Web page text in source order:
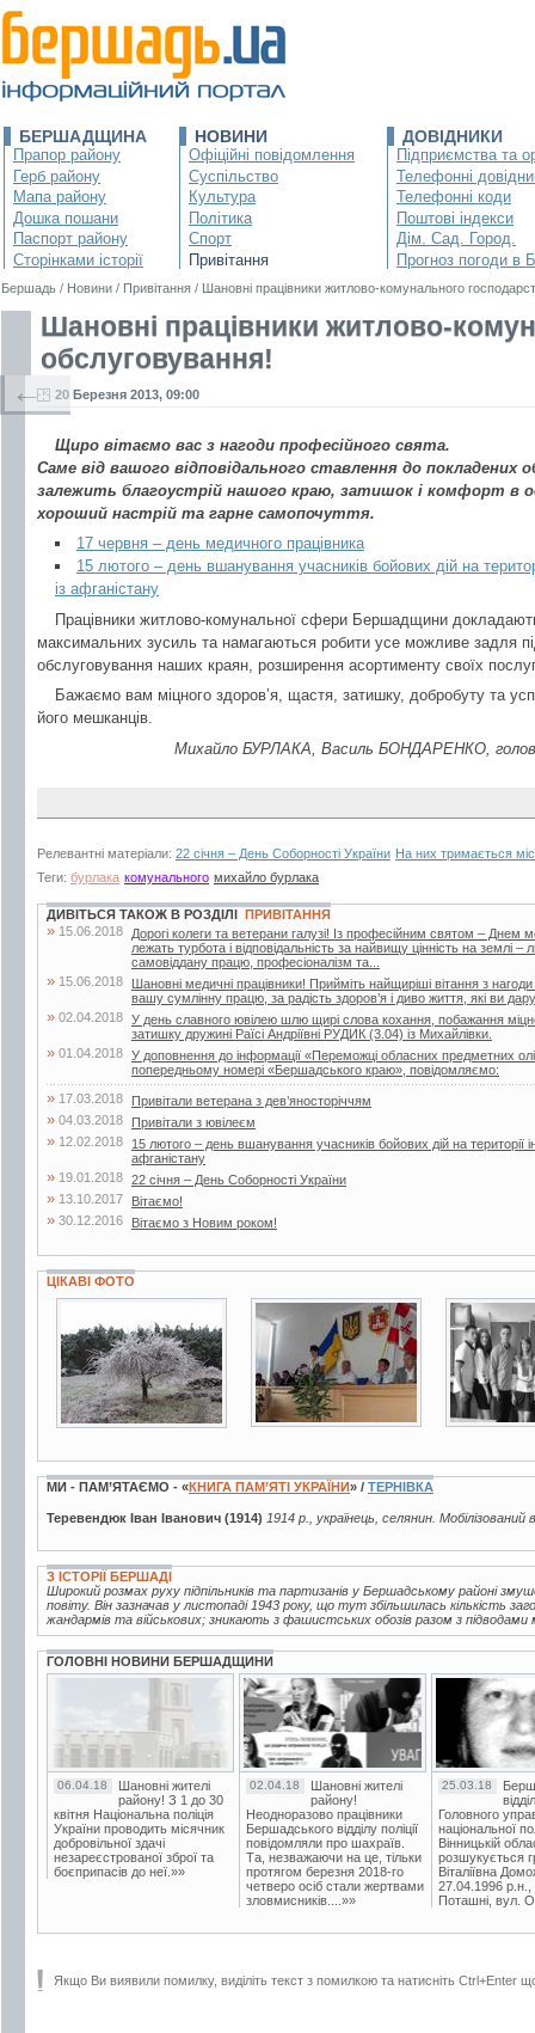
БЕРШАДЩИНА
Прапор району
Герб району
Мапа району
Дошка пошани
Паспорт району
Сторінками історії
НОВИНИ
Офіційні повідомлення
Суспільство
Культура
Політика
Спорт
Привітання
ДОВІДНИКИ
Підприємства та
Телефонні
Телефонні коди
Поштові індекси
Дім. Сад. Город.
Прогноз погоди в
Бершадь / Новини / Привітання / Шановні працівники житлово-комунального
Шановні працівники житлово-
обслуговування!
20 Березня 2013, 09:00
Щиро вітаємо вас з нагоди професійного свята.
Саме від вашого відповідального ставлення до покладених
залежить благоустрій нашого краю, затишок і комфорт в
хороший настрій та гарне самопочуття.
17 червня – день медичного працівника
15 лютого – день вшанування учасників бойових дій на
із афганістану
Працівники житлово-комунальної сфери Бершадщини
максимальних зусиль та намагаються робити усе можливе задля
обслуговування наших краян, розширення асортименту своїх
Бажаємо вам міцного здоров’я, щастя, затишку, добробуту та
його мешканців.
Михайло БУРЛАКА, Василь БОНДАРЕНКО,
Релевантні матеріали: 22 січня – День Соборності України На них тримається
Теги: бурлака комунального михайло бурлака
←
ДИВІТЬСЯ ТАКОЖ В РОЗДІЛІ ПРИВІТАННЯ
» 15.06.2018
Дорогі колеги та ветерани галузі! Із професійним святом –
лежать турбота і відповідальність за найвищу цінність на землі
самовіддану працю, професіоналізм та...
» 15.06.2018
Шановні медичні працівники! Прийміть найщиріші вітання з
вашу сумлінну працю, за радість здоров’я і диво життя, які ви
» 02.04.2018 У день славного ювілею шлю щирі слова кохання, побажання
затишку дружині Раїсі Андріївні РУДИК (3.04) із Михайлівки.
» 01.04.2018 У доповнення до інформації «Переможці обласних предметних
попередньому номері «Бершадського краю», повідомляємо:
» 17.03.2018 Привітали ветерана з дев’яносторіччям
» 04.03.2018 Привітали з ювілеєм
» 12.02.2018
15 лютого – день вшанування учасників бойових дій на території
афганістану
» 19.01.2018 22 січня – День Соборності України
» 13.10.2017 Вітаємо!
» 30.12.2016 Вітаємо з Новим роком!
ЦІКАВІ ФОТО
2 фото
МИ - ПАМ’ЯТАЄМО - «КНИГА ПАМ’ЯТІ УКРАЇНИ» / ТЕРНІВКА
Теревендюк Іван Іванович (1914) 1914 р., українець, селянин.
З ІСТОРІЇ БЕРШАДІ
Широкий розмах руху підпільників та партизанів у Бершадському районі
повіту. Він зазначав у листопаді 1943 року, що тут збільшилась кількість
жандармів та військових; зникають з фашистських обозів разом з підводами
ГОЛОВНІ НОВИНИ БЕРШАДЩИНИ
06.04.18
Шановні жителі
району! З 1 до 30
квітня Національна поліція
України проводить місячник
добровільної здачі
незареєстрованої зброї та
боєприпасів до неї.»»
02.04.18
Шановні жителі
району!
Неодноразово працівники
Бершадського відділу поліції
повідомляли про шахраїв.
Та, незважаючи на це, тільки
протягом березня 2018-го
четверо осіб стали жертвами
зловмисників....»»
25.03.18
Головного
національної
Вінницькій
розшукується
Віталіївна
27.04.1996 р.н.,
Поташні, вул.
Якщо Ви виявили помилку, виділіть текст з помилкою та натисніть Ctrl+Enter